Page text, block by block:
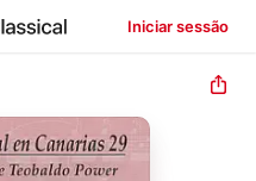
Iniciar sessão